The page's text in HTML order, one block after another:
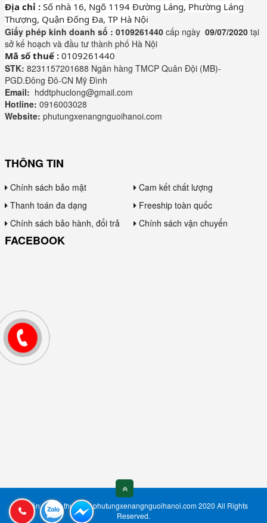
Địa chỉ : Số nhà 16, Ngõ 1194 Đường Láng, Phường Láng
Thượng, Quận Đống Đa, TP Hà Nội
Giấy phép kinh doanh số : 0109261440 cấp ngày 09/07/2020 tại
sở kế hoạch và đầu tư thành phố Hà Nội
Mã số thuế : 0109261440
STK: 8231157201688 Ngân hàng TMCP Quân Đội (MB)-
PGD.Đông Đô-CN Mỹ Đình
Email: hddtphuclong@gmail.com
Hotline: 0916003028
Website: phutungxenangnguoihanoi.com
THÔNG TIN
Chính sách bảo mật
Cam kết chất lượng
Thanh toán đa dạng
Freeship toàn quốc
Chính sách bảo hành, đổi trả
Chính sách vận chuyển
FACEBOOK
© Bản quyền thuộc về phutungxenangnguoihanoi.com 2020 All Rights
Reserved.